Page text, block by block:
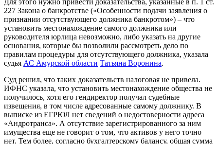
Для этого нужно привести доказательства, указанные в п. 1 ст.
227 Закона о банкротстве («Особенности подачи заявления о
признании отсутствующего должника банкротом») – что
установить местонахождение самого должника или
руководителя юрлица невозможно, либо указать на другие
основания, которые бы позволили рассмотреть дело по
правилам процедуры для отсутствующего должника, указала
судья АС Амурской области Татьяна Воронина.
Суд решил, что таких доказательств налоговая не привела.
ИФНС указала, что установить местонахождение общества не
получилось, хотя его гендиректор получал судебные
извещения, в том числе адресованные самому должнику. В
выписке из ЕГРЮЛ нет сведений о недостоверности адреса
«Андротранса». А отсутствие зарегистрированного за ним
имущества еще не говорит о том, что активов у него точно
нет. Тем более, согласно бухгалтерскому балансу, общая сумма